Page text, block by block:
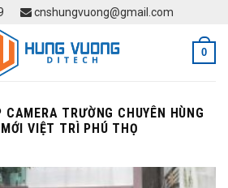
cnshungvuong@gmail.com
0
CAMERA TRƯỜNG CHUYÊN HÙNG
VIỆT TRÌ PHÚ THỌ